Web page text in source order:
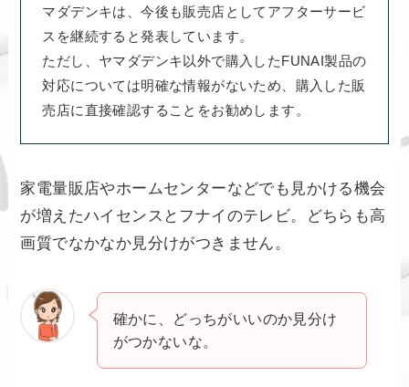
マダデンキは、今後も販売店としてアフターサービ
スを継続すると発表しています。
ただし、ヤマダデンキ以外で購入したFUNAI製品の
対応については明確な情報がないため、購入した販
売店に直接確認することをお勧めします。
家電量販店やホームセンターなどでも見かける機会
が増えたハイセンスとフナイのテレビ。どちらも高
画質でなかなか見分けがつきません。
確かに、どっちがいいのか見分け
がつかないな。